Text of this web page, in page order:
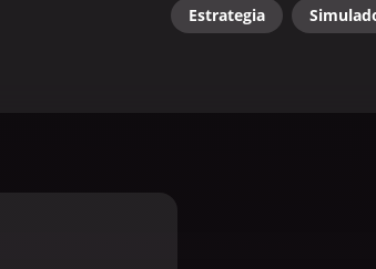
Estrategia